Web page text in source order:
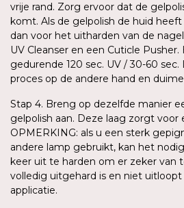
vrije rand. Zorg ervoor dat de
komt. Als de gelpolish de huid
dan voor het uitharden van de
UV Cleanser en een Cuticle
gedurende 120 sec. UV / 30-60
proces op de andere hand en
Stap 4. Breng op dezelfde manier
gelpolish aan. Deze laag zorgt voor
OPMERKING: als u een sterk
andere lamp gebruikt, kan het
keer uit te harden om er zeker van
volledig uitgehard is en niet uitloopt
applicatie.